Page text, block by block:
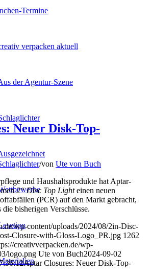
Termine
verpacken aktuell
der Agentur-Szene
Neuer Disk-Top-
/von Ute von Buch
und Haushaltsprodukte hat Aptar-
2‘‘ Disc Top Lighteinen neuen
(PCR) auf den Markt gebracht,
bisherigen Verschlüsse.
wp-content/uploads/2024/08/2in-Disc-
Closure-with-Gloss-Logo_PR.jpg 1262
creativverpacken.de/wp-
logo.png Ute von Buch2024-09-02
Aptar Closures: Neuer Disk-Top-